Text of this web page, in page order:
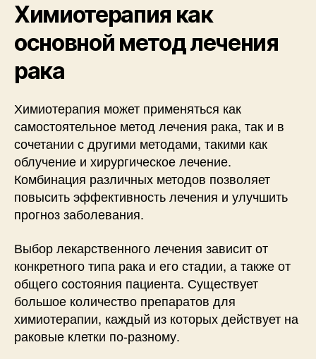
Химиотерапия как
основной метод лечения
рака
Химиотерапия может применяться как
самостоятельное метод лечения рака, так и в
сочетании с другими методами, такими как
облучение и хирургическое лечение.
Комбинация различных методов позволяет
повысить эффективность лечения и улучшить
прогноз заболевания.
Выбор лекарственного лечения зависит от
конкретного типа рака и его стадии, а также от
общего состояния пациента. Существует
большое количество препаратов для
химиотерапии, каждый из которых действует на
раковые клетки по-разному.